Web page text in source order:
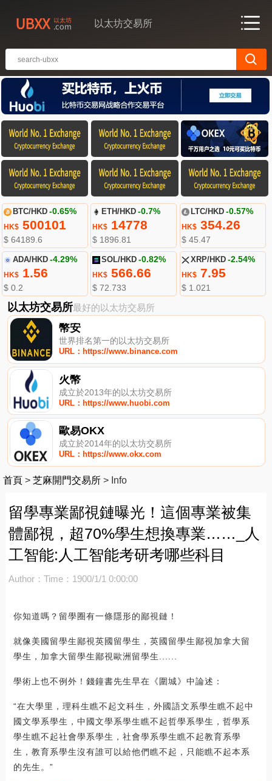
以太坊交易所
BTC/HKD -0.65%
HK$500101
$ 64189.6
ETH/HKD -0.7%
HK$ 14778
$ 1896.81
LTC/HKD -0.57%
HK$354.26
$ 45.47
ADA/HKD -4.29%
HK$1.56
$ 0.2
SOL/HKD -0.82%
HK$ 566.66
$ 72.733
XRP/HKD -2.54%
HK$7.95
$ 1.021
以太坊交易所最好的以太坊交易所
幣安
世界排名第一的以太坊交易所
URL：https://www.binance.com
火幣
成立於2013年的以太坊交易所
URL：https://www.huobi.com
歐易OKX
成立於2014年的以太坊交易所
URL：https://www.okx.com
首頁 > 芝麻開門交易所 > Info
留學專業鄙視鏈曝光！這個專業被集
體鄙視，超70%學生想換專業……_人
工智能:人工智能考研考哪些科目
Author： Time：1900/1/1 0:00:00
你知道嗎？留學圈有一條隱形的鄙視鏈！
就像美國留學生鄙視英國留學生，英國留學生鄙視加拿大留
學生，加拿大留學生鄙視歐洲留學生......
學術上也不例外！錢鐘書先生早在《圍城》中論述：
“在大學里，理科生瞧不起文科生，外國語文系學生瞧不起中
國文學系學生，中國文學系學生瞧不起哲學系學生，哲學系
學生瞧不起社會學系學生，社會學系學生瞧不起教育系學
生，教育系學生沒有誰可以給他們瞧不起，只能瞧不起本系
的先生。”